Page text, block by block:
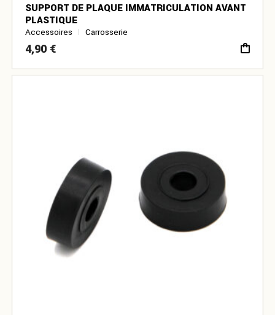
SUPPORT DE PLAQUE IMMATRICULATION AVANT
PLASTIQUE
Accessoires Carrosserie
4,90 €